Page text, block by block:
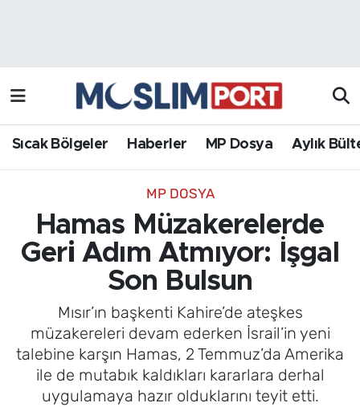
Sıcak Bölgeler Haberler MP Dosya Aylık
MP DOSYA
Hamas Müzakerelerde
Geri Adım Atmıyor: İşgal
Son Bulsun
Mısır’ın başkenti Kahire’de ateşkes
müzakereleri devam ederken İsrail’in yeni
talebine karşın Hamas, 2 Temmuz’da Amerika
ile de mutabık kaldıkları kararlara derhal
uygulamaya hazır olduklarını teyit etti.
Haberler
MP Dosya
Röportaj Haber